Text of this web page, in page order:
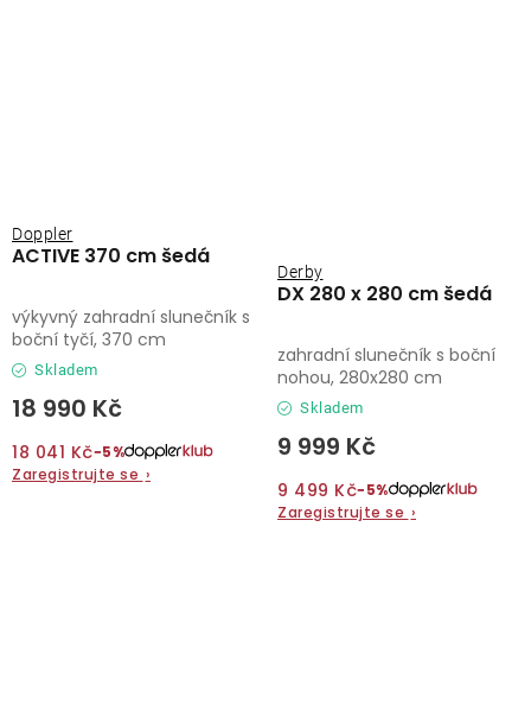
ACTIVE 370 cm šedá
Doppler
Skladem
18 990 Kč
18 041 Kč−5%
Zaregistrujte se ›
výkyvný zahradní slunečník s
boční tyčí, 370 cm
DX 280 x 280 cm šedá
Derby
Skladem
9 999 Kč
9 499 Kč−5%
Zaregistrujte se ›
zahradní slunečník s boční
nohou, 280x280 cm